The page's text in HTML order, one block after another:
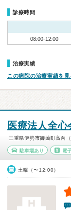
診療時間
08:00-12:00
治療実績
この病院の治療実績を見
医療法人全
三重県伊勢市御薗町高向
駐車場あり 電
土曜（〜12:00）